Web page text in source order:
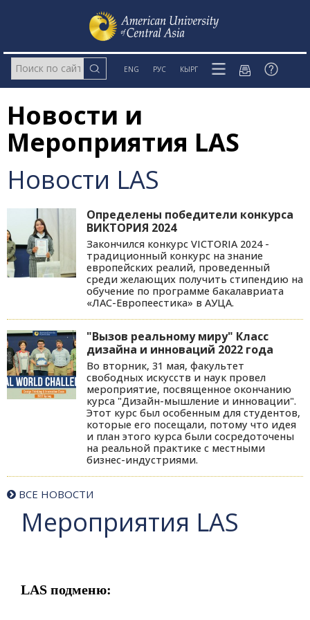
ENG РУС КЫРГ
Новости и
Мероприятия LAS
Новости LAS
Определены победители конкурса
ВИКТОРИЯ 2024
Закончился конкурс VICTORIA 2024 -
традиционный конкурс на знание
европейских реалий, проведенный
среди желающих получить стипендию на
обучение по программе бакалавриата
«ЛАС-Европеестика» в АУЦА.
"Вызов реальному миру" Класс
дизайна и инноваций 2022 года
Во вторник, 31 мая, факультет
свободных искусств и наук провел
мероприятие, посвященное окончанию
курса "Дизайн-мышление и инновации".
Этот курс был особенным для студентов,
которые его посещали, потому что идея
и план этого курса были сосредоточены
на реальной практике с местными
бизнес-индустриями.
ВСЕ НОВОСТИ
Мероприятия LAS
LAS подменю: